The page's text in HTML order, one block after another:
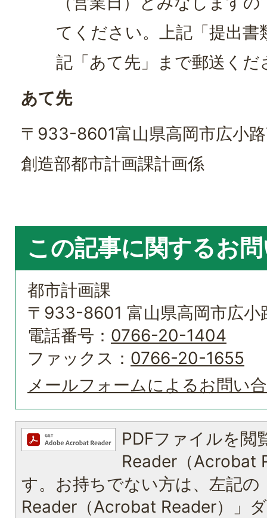
てください。上記「提出書
記「あて先」まで郵送くだ
あて先
〒933-8601富山県高岡市広小
創造部都市計画課計画係
この記事に関するお
都市計画課
〒933-8601 富山県高岡市広
電話番号： 0766-20-1404
ファックス： 0766-20-1655
メールフォームによるお問い
PDFファイルを閲
Reader（Acrobat
す。お持ちでない方は、左記の
Reader（Acrobat Reader）」